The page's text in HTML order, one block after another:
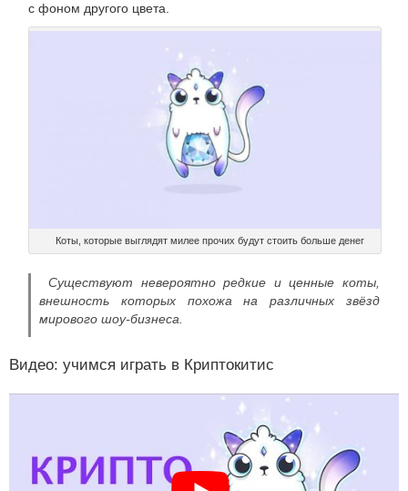
с фоном другого цвета.
Коты, которые выглядят милее прочих будут стоить больше денег
Существуют невероятно редкие и ценные коты,
внешность которых похожа на различных звёзд
мирового шоу-бизнеса.
Видео: учимся играть в Криптокитис